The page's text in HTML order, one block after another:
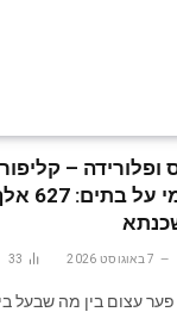
–
בערכי
7 באוגוסט 2026 33
עצום בין מה שבעל